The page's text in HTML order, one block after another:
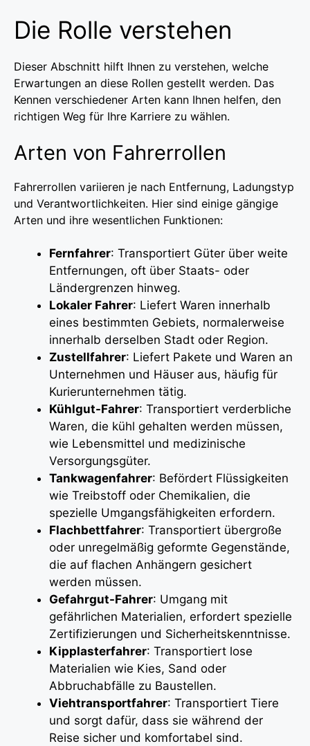
Die Rolle verstehen
Dieser Abschnitt hilft Ihnen zu verstehen, welche
Erwartungen an diese Rollen gestellt werden. Das
Kennen verschiedener Arten kann Ihnen helfen, den
richtigen Weg für Ihre Karriere zu wählen.
Arten von Fahrerrollen
Fahrerrollen variieren je nach Entfernung, Ladungstyp
und Verantwortlichkeiten. Hier sind einige gängige
Arten und ihre wesentlichen Funktionen:
Fernfahrer: Transportiert Güter über weite
Entfernungen, oft über Staats- oder
Ländergrenzen hinweg.
Lokaler Fahrer: Liefert Waren innerhalb
eines bestimmten Gebiets, normalerweise
innerhalb derselben Stadt oder Region.
Zustellfahrer: Liefert Pakete und Waren an
Unternehmen und Häuser aus, häufig für
Kurierunternehmen tätig.
Kühlgut-Fahrer: Transportiert verderbliche
Waren, die kühl gehalten werden müssen,
wie Lebensmittel und medizinische
Versorgungsgüter.
Tankwagenfahrer: Befördert Flüssigkeiten
wie Treibstoff oder Chemikalien, die
spezielle Umgangsfähigkeiten erfordern.
Flachbettfahrer: Transportiert übergroße
oder unregelmäßig geformte Gegenstände,
die auf flachen Anhängern gesichert
werden müssen.
Gefahrgut-Fahrer: Umgang mit
gefährlichen Materialien, erfordert spezielle
Zertifizierungen und Sicherheitskenntnisse.
Kipplasterfahrer: Transportiert lose
Materialien wie Kies, Sand oder
Abbruchabfälle zu Baustellen.
Viehtransportfahrer: Transportiert Tiere
und sorgt dafür, dass sie während der
Reise sicher und komfortabel sind.